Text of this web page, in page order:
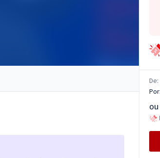
De:
Por:
ou